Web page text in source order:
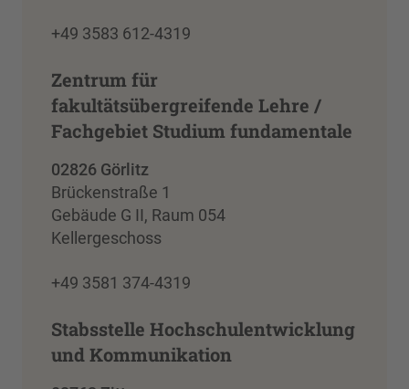
+49 3583 612-4319
Zentrum für
fakultätsübergreifende Lehre /
Fachgebiet Studium fundamentale
02826 Görlitz
Brückenstraße 1
Gebäude G II, Raum 054
Kellergeschoss
+49 3581 374-4319
Stabsstelle Hochschulentwicklung
und Kommunikation